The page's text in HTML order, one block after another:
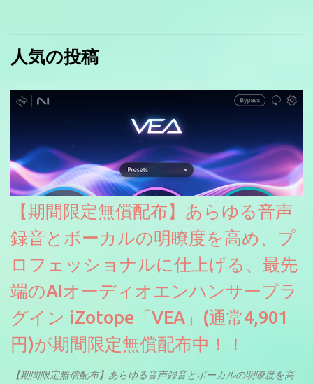
人気の投稿
【期間限定無償配布】あらゆる音声
録音とボーカルの明瞭度を高め、プ
ロフェッショナルに仕上げる、最先
端のAIオーディオエンハンサープラ
グイン iZotope「VEA」(通常4,901
円)が期間限定無償配布中！！
【期間限定無償配布】あらゆる音声録音とボーカルの明瞭度を高